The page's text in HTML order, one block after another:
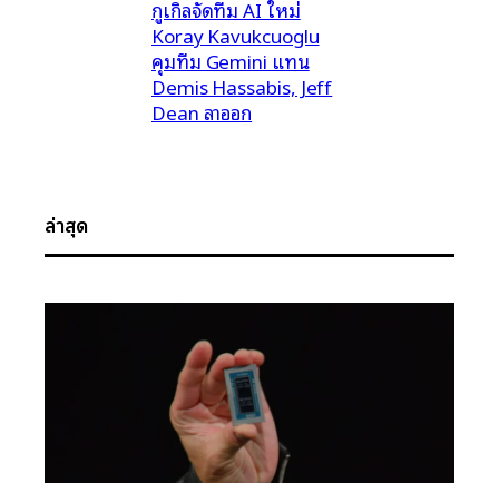
กูเกิลจัดทีม AI ใหม่
Koray Kavukcuoglu
คุมทีม Gemini แทน
Demis Hassabis, Jeff
Dean ลาออก
ล่าสุด